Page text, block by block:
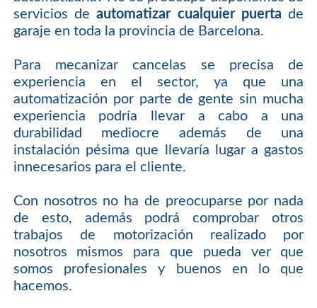
servicios deautomatizar cualquier puerta de
garaje en toda la provincia de Barcelona.
Para mecanizar cancelas se precisa de
experiencia en el sector, ya que una
automatización por parte de gente sin mucha
experiencia podría llevar a cabo a una
durabilidad mediocre además de una
instalación pésima que llevaría lugar a gastos
innecesarios para el cliente.
Con nosotros no ha de preocuparse por nada
de esto, además podrá comprobar otros
trabajos de motorización realizado por
nosotros mismos para que pueda ver que
somos profesionales y buenos en lo que
hacemos.